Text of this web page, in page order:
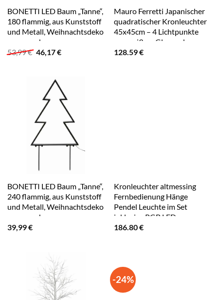
BONETTI LED Baum „Tanne“,
180 flammig, aus Kunststoff
und Metall, Weihnachtsdeko
aussen schwarz
53,99€ Ursprünglicher
Preis
46,17€Aktueller
Mauro Ferretti Japanischer
quadratischer Kronleuchter
45x45cm – 4 Lichtpunkte
aus weißem Glas und
goldfarbenem Metall –
128.59€
BONETTI LED Baum „Tanne“,
240 flammig, aus Kunststoff
und Metall, Weihnachtsdeko
aussen schwarz
39,99€
Kronleuchter altmessing
Fernbedienung Hänge
Pendel Leuchte im Set
inklusive RGB LED
Leuchtmittel
186.80€
-24%